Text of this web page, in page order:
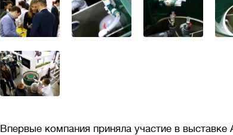
Впервые компания приняла участие в